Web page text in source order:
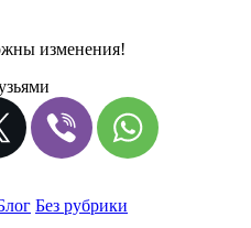
изменения!
Без рубрики